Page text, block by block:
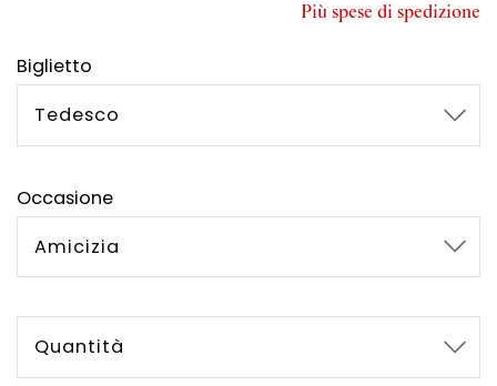
Più spese di spedizione
Biglietto
Tedesco
Occasione
Amicizia
Quantità